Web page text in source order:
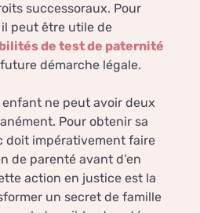
successoraux. Pour
peut être utile de
de test de paternité
démarche légale.
ne peut avoir deux
Pour obtenir sa
doit impérativement faire
de parenté avant d’en
action en justice est la
un secret de famille